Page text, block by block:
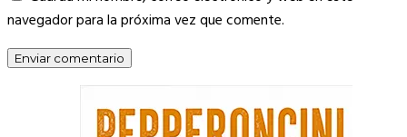
navegador para la próxima vez que comente.